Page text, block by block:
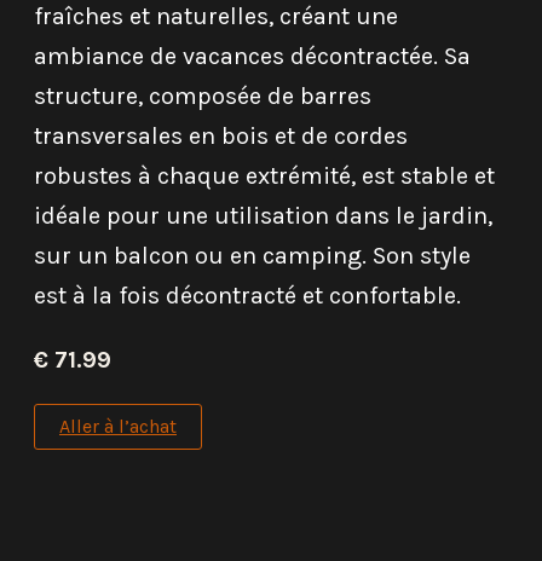
fraîches et naturelles, créant une
ambiance de vacances décontractée. Sa
structure, composée de barres
transversales en bois et de cordes
robustes à chaque extrémité, est stable et
idéale pour une utilisation dans le jardin,
sur un balcon ou en camping. Son style
est à la fois décontracté et confortable.
€ 71.99
Aller à l’achat